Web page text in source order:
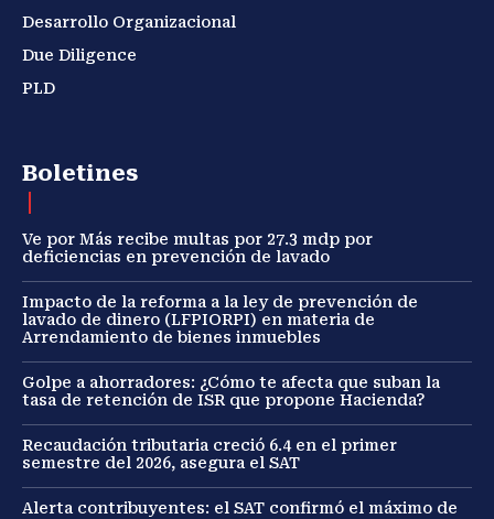
Desarrollo Organizacional
Due Diligence
PLD
Boletines
Ve por Más recibe multas por 27.3 mdp por
deficiencias en prevención de lavado
Impacto de la reforma a la ley de prevención de
lavado de dinero (LFPIORPI) en materia de
Arrendamiento de bienes inmuebles
Golpe a ahorradores: ¿Cómo te afecta que suban la
tasa de retención de ISR que propone Hacienda?
Recaudación tributaria creció 6.4 en el primer
semestre del 2026, asegura el SAT
Alerta contribuyentes: el SAT confirmó el máximo de